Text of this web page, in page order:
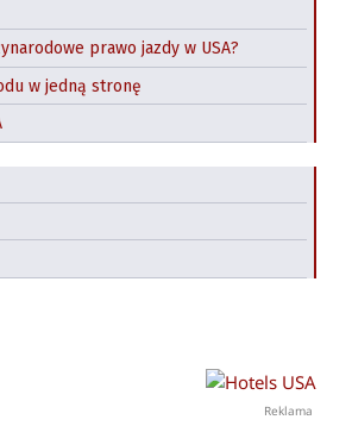
prawo jazdy w USA?
w jedną stronę
Reklama